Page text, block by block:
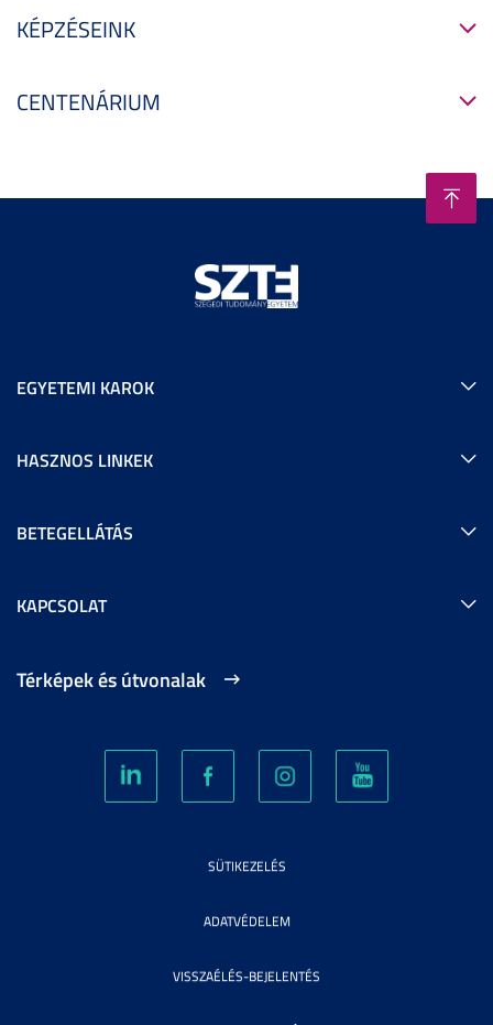
KÉPZÉSEINK
CENTENÁRIUM
EGYETEMI KAROK
HASZNOS LINKEK
BETEGELLÁTÁS
KAPCSOLAT
Térképek és útvonalak
SÜTIKEZELÉS
ADATVÉDELEM
VISSZAÉLÉS-BEJELENTÉS